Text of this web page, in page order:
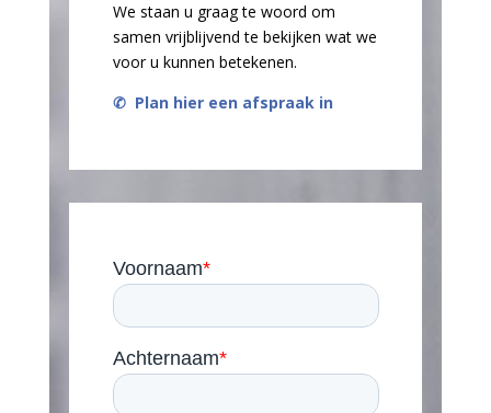
We staan u graag te woord om
samen vrijblijvend te bekijken wat we
voor u kunnen betekenen.
✆Plan hier een afspraak in